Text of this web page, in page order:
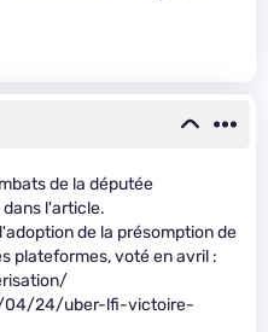
de la députée
l'article.
de la présomption de
plateformes, voté en avril :
04/24/uber-lfi-victoire-